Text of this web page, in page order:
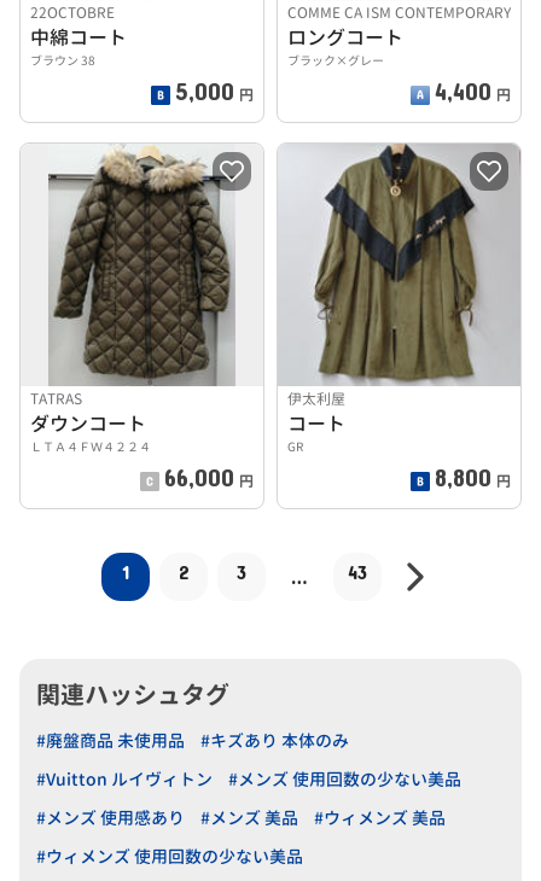
22OCTOBRE
中綿コート
ブラウン 38
5,000 円
COMME CA ISM CONTEMPORARY
ロングコート
ブラック×グレー
4,400 円
TATRAS
ダウンコート
ＬＴＡ４ＦＷ４２２４
66,000 円
伊太利屋
コート
GR
8,800 円
1 2 3 … 43
関連ハッシュタグ
#廃盤商品 未使用品
#キズあり 本体のみ
#Vuitton ルイヴィトン
#メンズ 使用回数の少ない美品
#メンズ 使用感あり
#メンズ 美品
#ウィメンズ 美品
#ウィメンズ 使用回数の少ない美品